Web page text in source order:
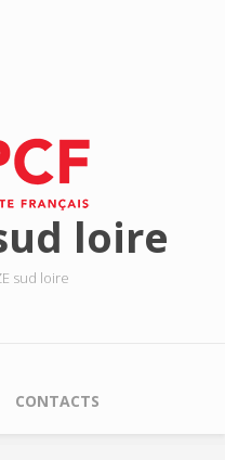
loire
sud loire
CONTACTS